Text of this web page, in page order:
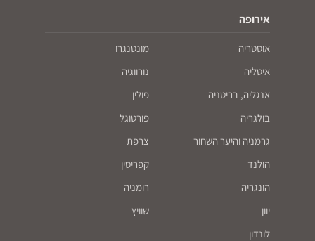
אירופה
אוסטריה
איטליה
אנגליה, בריטניה
בולגריה
גרמניה והיער השחור
הולנד
הונגריה
יוון
לונדון
מונטנגרו
נורווגיה
פולין
פורטוגל
צרפת
קפריסין
רומניה
שוויץ